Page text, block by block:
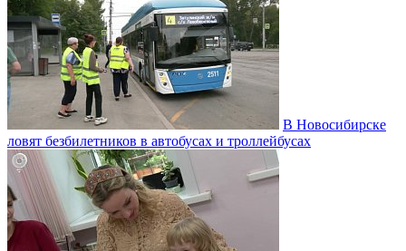
В Новосибирске
ловят безбилетников в автобусах и троллейбусах